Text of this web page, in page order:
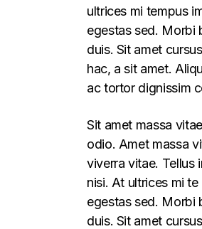
ultrices mi tempus
egestas sed. Morbi
duis. Sit amet
hac, a sit amet.
ac tortor dignissim
Sit amet massa
odio. Amet massa
viverra vitae. Tellus
nisi. At ultrices mi
egestas sed. Morbi
duis. Sit amet